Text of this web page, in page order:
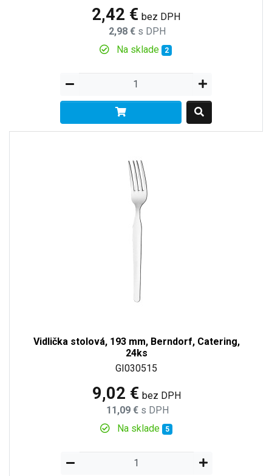
2,42 € bez DPH
2,98 € s DPH
Na sklade 2
Vidlička stolová, 193 mm, Berndorf, Catering,
24ks
GI030515
9,02 € bez DPH
11,09 € s DPH
Na sklade 5